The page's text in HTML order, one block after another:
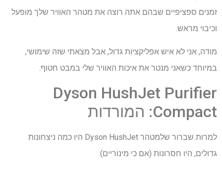
זמנים ספציפיים שבהם אתה רוצה את מטהר האוויר שלך מופעל
וכיבוי מראש.
מודה, אני לא איש אפליקציות גדול, אבל מצאתי שזה שימושי,
במיוחד כשאני מנטר את איכות האוויר שלי במבט חטוף.
Dyson HushJet Purifier
Compact: המורדות
למרות שברור שלמטהר Dyson HushJet היו כמה ניצחונות
גדולים, היו חסרונות (אם כי מינוריים).